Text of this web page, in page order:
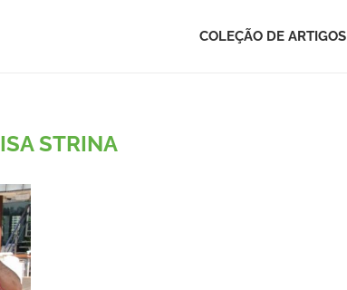
COLEÇÃO DE ARTIGOS
STRINA